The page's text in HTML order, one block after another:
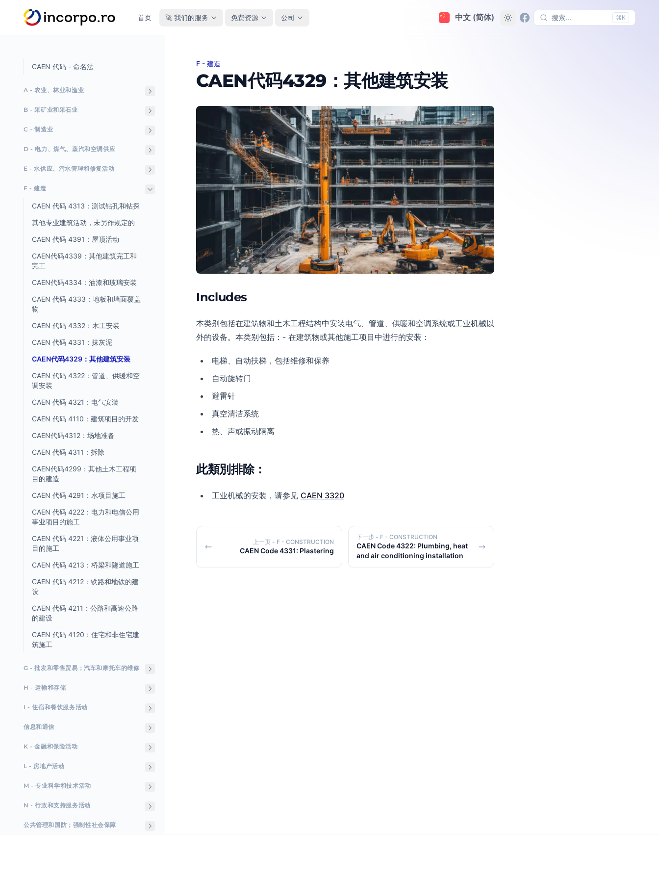
首页 🚀 我们的服务 免费资源 公司 中文 (简体) 搜索... ⌘K
CAEN 代码 - 命名法
A - 农业、林业和渔业
B - 采矿业和采石业
C - 制造业
D - 电力、煤气、蒸汽和空调供应
E - 水供应、污水管理和修复活动
F - 建造
CAEN 代码 4313：测试钻孔和钻探
其他专业建筑活动，未另作规定的
CAEN 代码 4391：屋顶活动
CAEN代码4339：其他建筑完工和
完工
CAEN代码4334：油漆和玻璃安装
CAEN 代码 4333：地板和墙面覆盖
物
CAEN 代码 4332：木工安装
CAEN 代码 4331：抹灰泥
CAEN代码4329：其他建筑安装
CAEN 代码 4322：管道、供暖和空
调安装
CAEN 代码 4321：电气安装
CAEN 代码 4110：建筑项目的开发
CAEN代码4312：场地准备
CAEN 代码 4311：拆除
CAEN代码4299：其他土木工程项
目的建造
CAEN 代码 4291：水项目施工
CAEN 代码 4222：电力和电信公用
事业项目的施工
CAEN 代码 4221：液体公用事业项
目的施工
CAEN 代码 4213：桥梁和隧道施工
CAEN 代码 4212：铁路和地铁的建
设
CAEN 代码 4211：公路和高速公路
的建设
CAEN 代码 4120：住宅和非住宅建
筑施工
G - 批发和零售贸易；汽车和摩托车的维修
H - 运输和存储
I - 住宿和餐饮服务活动
信息和通信
K - 金融和保险活动
L - 房地产活动
M - 专业科学和技术活动
N - 行政和支持服务活动
公共管理和国防；强制性社会保障
CAEN代码4329：其他建筑安装
F - 建造
CAEN代码4329：其他建筑安装
Includes
本类别包括在建筑物和土木工程结构中安装电气、管道、供暖和空调系统或工业机械以
外的设备。本类别包括：- 在建筑物或其他施工项目中进行的安装：
电梯、自动扶梯，包括维修和保养
自动旋转门
避雷针
真空清洁系统
热、声或振动隔离
此類別排除：
工业机械的安装，请参见 CAEN 3320
上一页 - F - CONSTRUCTION
CAEN Code 4331: Plastering
下一步 - F - CONSTRUCTION
CAEN Code 4322: Plumbing, heat
and air conditioning installation